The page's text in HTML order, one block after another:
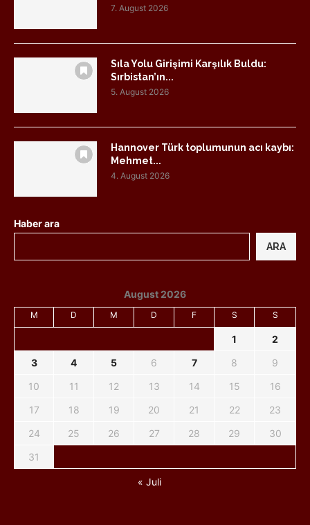
7. August 2026
Sıla Yolu Girişimi Karşılık Buldu:
Sırbistan’ın...
5. August 2026
Hannover Türk toplumunun acı kaybı:
Mehmet...
4. August 2026
Haber ara
ARA
August 2026
M D M D F S S
1
2
3
4 5 6 7 8
9
10
11 12 13 14 15
16
17
18 19 20 21 22
23
24
25 26 27 28 29
30
31
« Juli